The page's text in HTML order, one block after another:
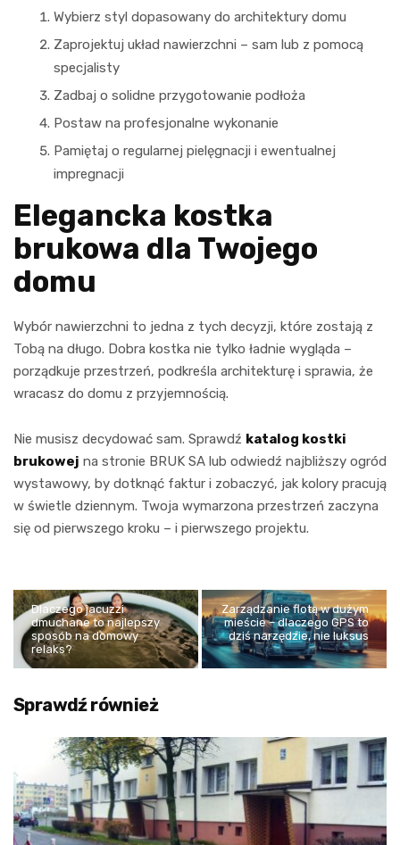
Wybierz styl dopasowany do architektury domu
Zaprojektuj układ nawierzchni – sam lub z pomocą
specjalisty
Zadbaj o solidne przygotowanie podłoża
Postaw na profesjonalne wykonanie
Pamiętaj o regularnej pielęgnacji i ewentualnej
impregnacji
Elegancka kostka
brukowa dla Twojego
domu
Wybór nawierzchni to jedna z tych decyzji, które zostają z
Tobą na długo. Dobra kostka nie tylko ładnie wygląda –
porządkuje przestrzeń, podkreśla architekturę i sprawia, że
wracasz do domu z przyjemnością.
Nie musisz decydować sam. Sprawdź katalog kostki
brukowej na stronie BRUK SA lub odwiedź najbliższy ogród
wystawowy, by dotknąć faktur i zobaczyć, jak kolory pracują
w świetle dziennym. Twoja wymarzona przestrzeń zaczyna
się od pierwszego kroku – i pierwszego projektu.
Dlaczego jacuzzi
dmuchane to najlepszy
sposób na domowy
relaks?
Zarządzanie flotą w dużym
mieście – dlaczego GPS to
dziś narzędzie, nie luksus
Sprawdź również